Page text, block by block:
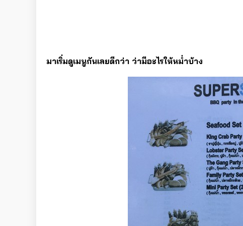
มาเริ่มดูเมนูกันเลยดีกว่า ว่ามีอะไรให้หม่ำบ้าง